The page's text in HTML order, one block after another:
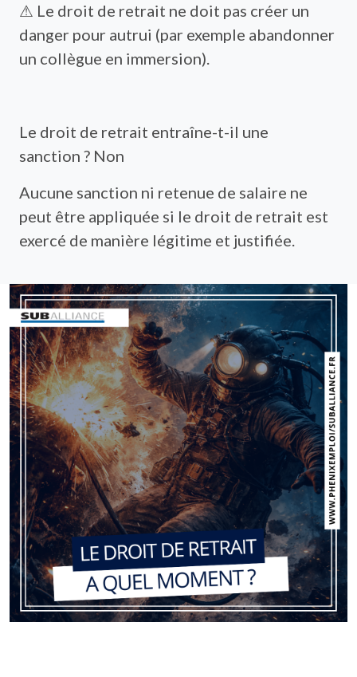
⚠ Le droit de retrait ne doit pas créer un
danger pour autrui (par exemple abandonner
un collègue en immersion).
Le droit de retrait entraîne-t-il une
sanction ? Non
Aucune sanction ni retenue de salaire ne
peut être appliquée si le droit de retrait est
exercé de manière légitime et justifiée.